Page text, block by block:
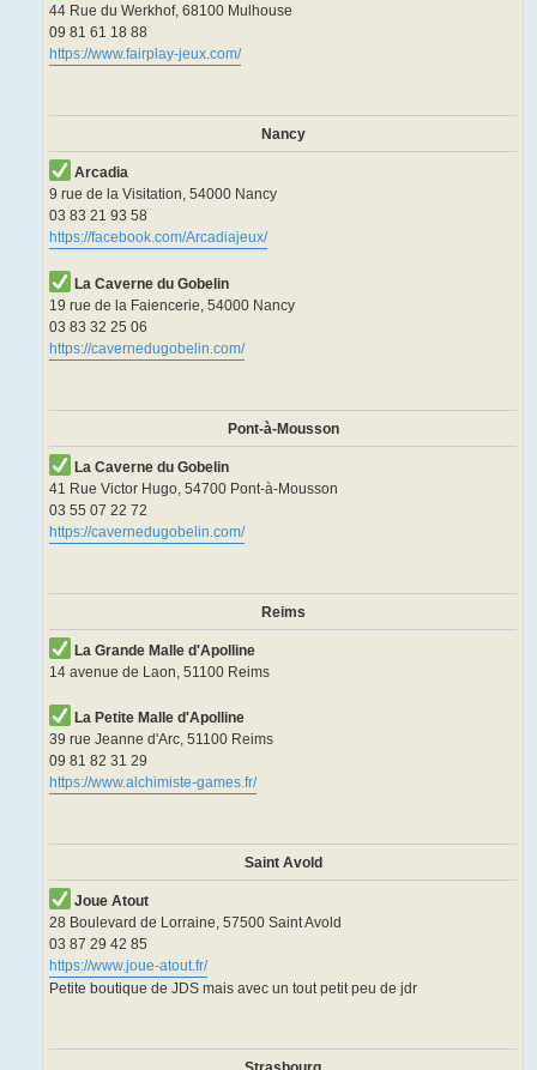
44 Rue du Werkhof, 68100 Mulhouse
09 81 61 18 88
https://www.fairplay-jeux.com/
Nancy
Arcadia
9 rue de la Visitation, 54000 Nancy
03 83 21 93 58
https://facebook.com/Arcadiajeux/
La Caverne du Gobelin
19 rue de la Faiencerie, 54000 Nancy
03 83 32 25 06
https://cavernedugobelin.com/
Pont-à-Mousson
La Caverne du Gobelin
41 Rue Victor Hugo, 54700 Pont-à-Mousson
03 55 07 22 72
https://cavernedugobelin.com/
Reims
La Grande Malle d'Apolline
14 avenue de Laon, 51100 Reims
La Petite Malle d'Apolline
39 rue Jeanne d'Arc, 51100 Reims
09 81 82 31 29
https://www.alchimiste-games.fr/
Saint Avold
Joue Atout
28 Boulevard de Lorraine, 57500 Saint Avold
03 87 29 42 85
https://www.joue-atout.fr/
Petite boutique de JDS mais avec un tout petit peu de jdr